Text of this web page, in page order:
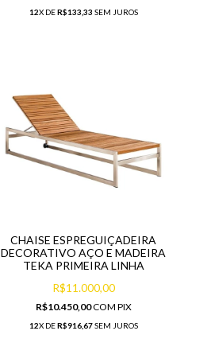
12X DER$133,33 SEM JUROS
CHAISE ESPREGUIÇADEIRA
DECORATIVO AÇO E MADEIRA
TEKA PRIMEIRA LINHA
R$11.000,00
R$10.450,00COM PIX
12X DER$916,67SEM JUROS